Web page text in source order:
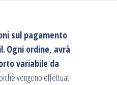
sul pagamento
Ogni ordine, avrà
variabile da
vengono effettuati